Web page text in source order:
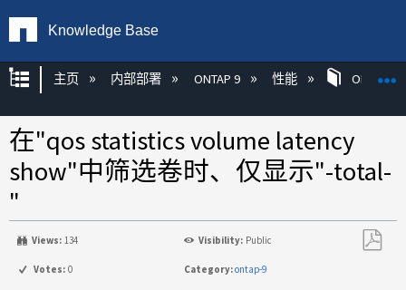
Knowledge Base
扩展/隐缩全局层次
主页 内部部署 ONTAP 9 性能 ONTAP
在"qos statistics volume latency
show"中筛选卷时、仅显示"-total-
"
Views: 134 Visibility: Public
Votes: 0 Category:ontap-9